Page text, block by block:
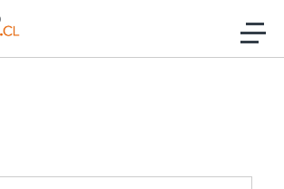
al contenido